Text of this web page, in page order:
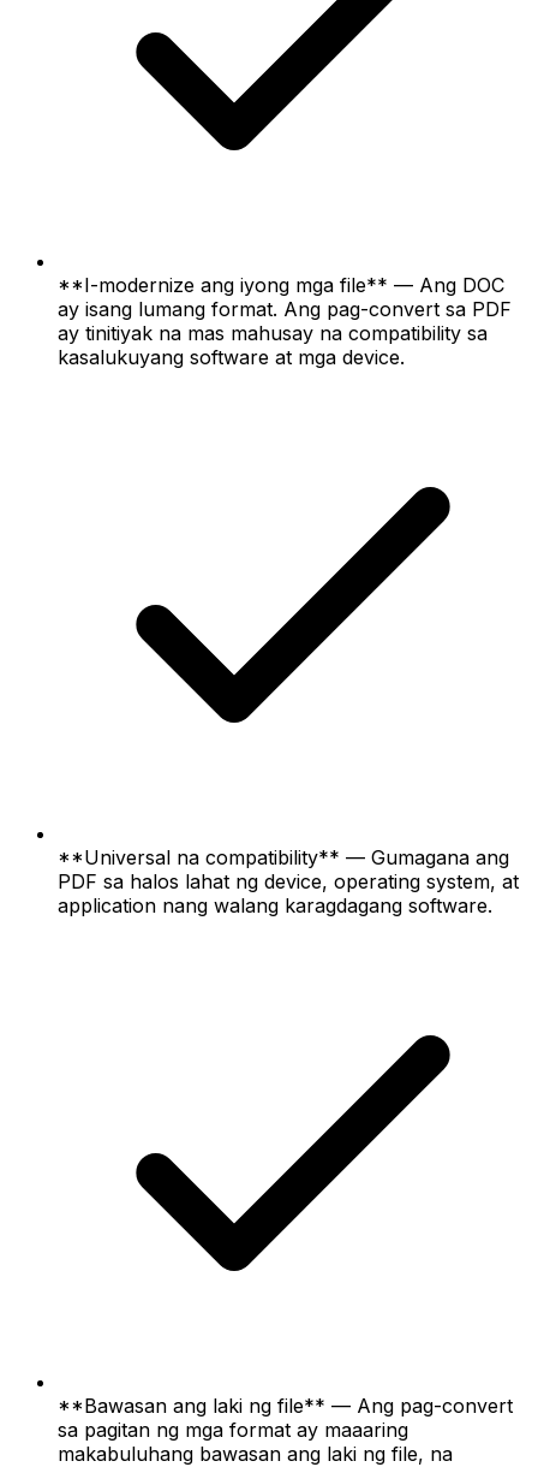
**I-modernize ang iyong mga file** — Ang DOC
ay isang lumang format. Ang pag-convert sa PDF
ay tinitiyak na mas mahusay na compatibility sa
kasalukuyang software at mga device.
**Universal na compatibility** — Gumagana ang
PDF sa halos lahat ng device, operating system, at
application nang walang karagdagang software.
**Bawasan ang laki ng file** — Ang pag-convert
sa pagitan ng mga format ay maaaring
makabuluhang bawasan ang laki ng file, na